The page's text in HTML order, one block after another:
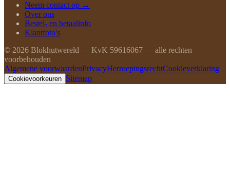
Neem contact op →
Over ons
Bestel- en betaalinfo
Klantfoto's
© 2026 Blokhutwereld — KvK 59616067 — alle rechten
voorbehouden
Algemene voorwaardenPrivacyHerroepingsrechtCookieverklaring
Cookievoorkeuren Sitemap